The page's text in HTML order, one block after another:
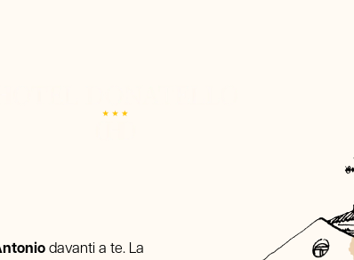
Quadrupla
davanti a te. La